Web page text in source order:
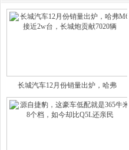
长城汽车12月份销量出炉，哈弗